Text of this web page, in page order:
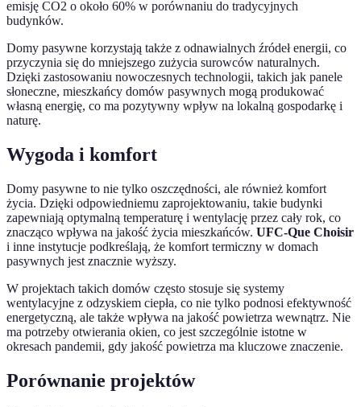
emisję CO2 o około 60% w porównaniu do tradycyjnych
budynków.
Domy pasywne korzystają także z odnawialnych źródeł energii, co
przyczynia się do mniejszego zużycia surowców naturalnych.
Dzięki zastosowaniu nowoczesnych technologii, takich jak panele
słoneczne, mieszkańcy domów pasywnych mogą produkować
własną energię, co ma pozytywny wpływ na lokalną gospodarkę i
naturę.
Wygoda i komfort
Domy pasywne to nie tylko oszczędności, ale również komfort
życia. Dzięki odpowiedniemu zaprojektowaniu, takie budynki
zapewniają optymalną temperaturę i wentylację przez cały rok, co
znacząco wpływa na jakość życia mieszkańców. UFC-Que Choisir
i inne instytucje podkreślają, że komfort termiczny w domach
pasywnych jest znacznie wyższy.
W projektach takich domów często stosuje się systemy
wentylacyjne z odzyskiem ciepła, co nie tylko podnosi efektywność
energetyczną, ale także wpływa na jakość powietrza wewnątrz. Nie
ma potrzeby otwierania okien, co jest szczególnie istotne w
okresach pandemii, gdy jakość powietrza ma kluczowe znaczenie.
Porównanie projektów